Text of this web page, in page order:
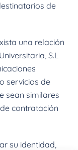
de
una relación
S.L
servicios de
sean similares
contratación
su identidad,